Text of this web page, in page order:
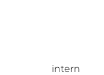
intern